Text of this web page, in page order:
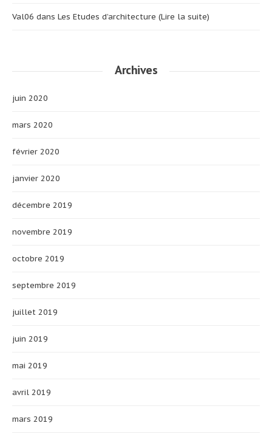
Val06 dans Les Etudes d’architecture (Lire la suite)
Archives
juin 2020
mars 2020
février 2020
janvier 2020
décembre 2019
novembre 2019
octobre 2019
septembre 2019
juillet 2019
juin 2019
mai 2019
avril 2019
mars 2019